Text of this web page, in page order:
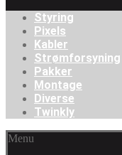
Styring
Pixels
Kabler
Strømforsyning
Pakker
Montage
Diverse
Twinkly
Menu